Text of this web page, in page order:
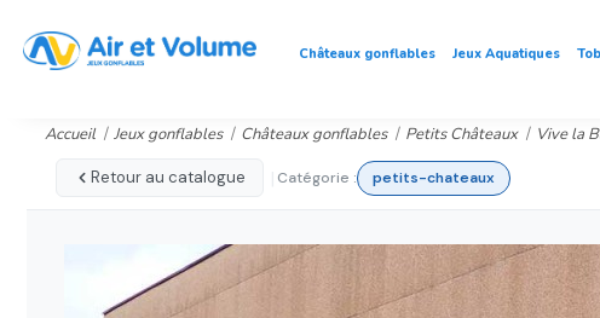
Châteaux gonflables Jeux Aquatiques
Accueil Jeux gonflables Châteaux gonflables Petits Châteaux Vive la
Retour au catalogue Catégorie : petits-chateaux